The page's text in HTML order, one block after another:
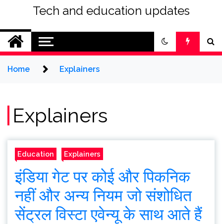
Tech and education updates
Home Explainers
Explainers
Education Explainers
इंडिया गेट पर कोई और पिकनिक
नहीं और अन्य नियम जो संशोधित
सेंट्रल विस्टा एवेन्यू के साथ आते हैं